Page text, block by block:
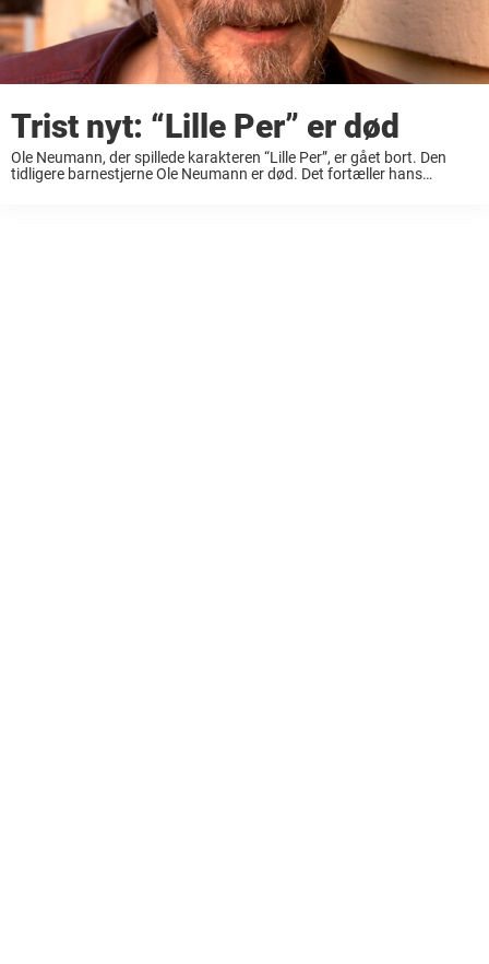
Trist nyt: “Lille Per” er død
Ole Neumann, der spillede karakteren “Lille Per”, er gået bort. Den
tidligere barnestjerne Ole Neumann er død. Det fortæller hans